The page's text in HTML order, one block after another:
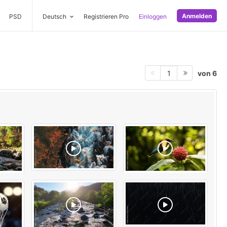
PSD Deutsch Registrieren Pro Einloggen Anmelden
1 von 6